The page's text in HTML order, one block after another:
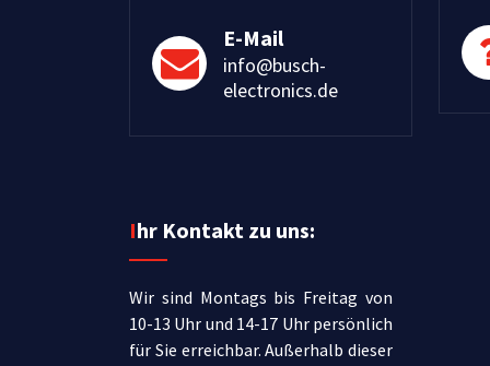
E-Mail
info@busch-
electronics.de
Ihr Kontakt zu uns:
Wir sind Montags bis Freitag von
10-13 Uhr und 14-17 Uhr persönlich
für Sie erreichbar.Außerhalb dieser